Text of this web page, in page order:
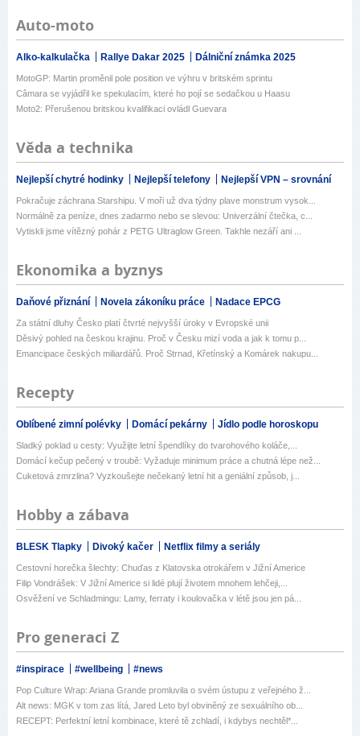
Auto-moto
Alko-kalkulačka Rallye Dakar 2025 Dálniční známka 2025
MotoGP: Martin proměnil pole position ve výhru v britském sprintu
Câmara se vyjádřil ke spekulacím, které ho pojí se sedačkou u Haasu
Moto2: Přerušenou britskou kvalifikaci ovládl Guevara
Věda a technika
Nejlepší chytré hodinky Nejlepší telefony Nejlepší VPN – srovnání
Pokračuje záchrana Starshipu. V moři už dva týdny plave monstrum vysok...
Normálně za peníze, dnes zadarmo nebo se slevou: Univerzální čtečka, c...
Vytiskli jsme vítězný pohár z PETG Ultraglow Green. Takhle nezáří ani ...
Ekonomika a byznys
Daňové přiznání Novela zákoníku práce Nadace EPCG
Za státní dluhy Česko platí čtvrté nejvyšší úroky v Evropské unii
Děsivý pohled na českou krajinu. Proč v Česku mizí voda a jak k tomu p...
Emancipace českých miliardářů. Proč Strnad, Křetínský a Komárek nakupu...
Recepty
Oblíbené zimní polévky Domácí pekárny Jídlo podle horoskopu
Sladký poklad u cesty: Využijte letní špendlíky do tvarohového koláče,...
Domácí kečup pečený v troubě: Vyžaduje minimum práce a chutná lépe než...
Cuketová zmrzlina? Vyzkoušejte nečekaný letní hit a geniální způsob, j...
Hobby a zábava
BLESK Tlapky Divoký kačer Netflix filmy a seriály
Cestovní horečka šlechty: Chuďas z Klatovska otrokářem v Jižní Americe
Filip Vondrášek: V Jižní Americe si lidé plují životem mnohem lehčeji,...
Osvěžení ve Schladmingu: Lamy, ferraty i koulovačka v létě jsou jen pá...
Pro generaci Z
#inspirace #wellbeing #news
Pop Culture Wrap: Ariana Grande promluvila o svém ústupu z veřejného ž...
Alt news: MGK v tom zas lítá, Jared Leto byl obviněný ze sexuálního ob...
RECEPT: Perfektní letní kombinace, které tě zchladí, i kdybys nechtěl*...